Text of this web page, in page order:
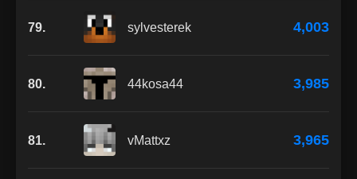
79. sylvesterek 4,003
80. 44kosa44 3,985
81. vMattxz 3,965